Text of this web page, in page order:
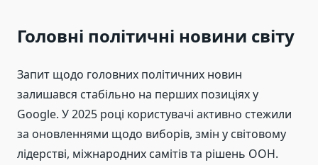
Головні політичні новини світу
Запит щодо головних політичних новин
залишався стабільно на перших позиціях у
Google. У 2025 році користувачі активно стежили
за оновленнями щодо виборів, змін у світовому
лідерстві, міжнародних самітів та рішень ООН.